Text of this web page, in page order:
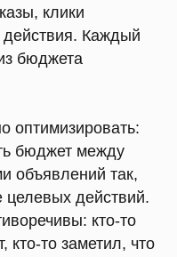
клики
Каждый
бюджета
оптимизировать:
бюджет между
объявлений так,
действий.
кто-то
кто-то заметил, что